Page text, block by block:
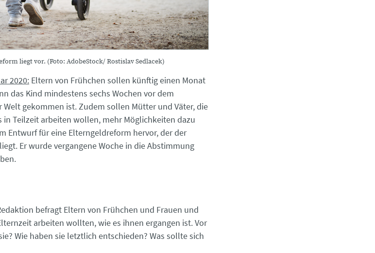
liegt vor. (Foto: AdobeStock/ Rostislav Sedlacek)
2020: Eltern von Frühchen sollen künftig einen Monat
das Kind mindestens sechs Wochen vor dem
gekommen ist. Zudem sollen Mütter und Väter, die
Teilzeit arbeiten wollen, mehr Möglichkeiten dazu
Entwurf für eine Elterngeldreform hervor, der der
Er wurde vergangene Woche in die Abstimmung
befragt Eltern von Frühchen und Frauen und
arbeiten wollten, wie es ihnen ergangen ist. Vor
Wie haben sie letztlich entschieden? Was sollte sich